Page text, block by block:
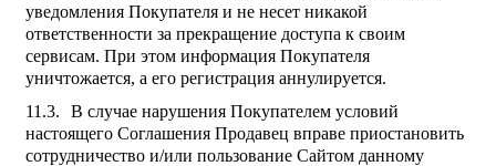
уведомления Покупателя и не несет никакой
ответственности за прекращение доступа к своим
сервисам. При этом информация Покупателя
уничтожается, а его регистрация аннулируется.
В случае нарушения Покупателем условий
настоящего Соглашения Продавец вправе приостановить
сотрудничество и/или пользование Сайтом данному